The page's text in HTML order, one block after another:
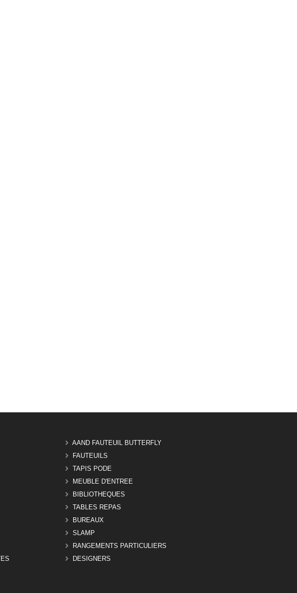
AAND FAUTEUIL BUTTERFLY
FAUTEUILS
TAPIS PODE
MEUBLE D'ENTREE
BIBLIOTHEQUES
TABLES REPAS
BUREAUX
SLAMP
RANGEMENTS PARTICULIERS
DESIGNERS